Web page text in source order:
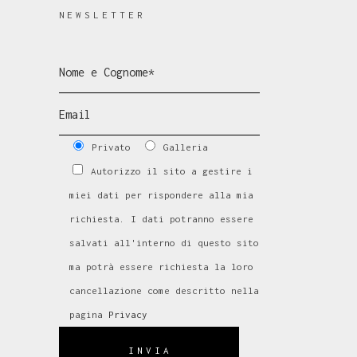
NEWSLETTER
Privato Galleria
Autorizzo il sito a gestire i
miei dati per rispondere alla mia
richiesta. I dati potranno essere
salvati all'interno di questo sito
ma potrà essere richiesta la loro
cancellazione come descritto nella
pagina Privacy
INVIA